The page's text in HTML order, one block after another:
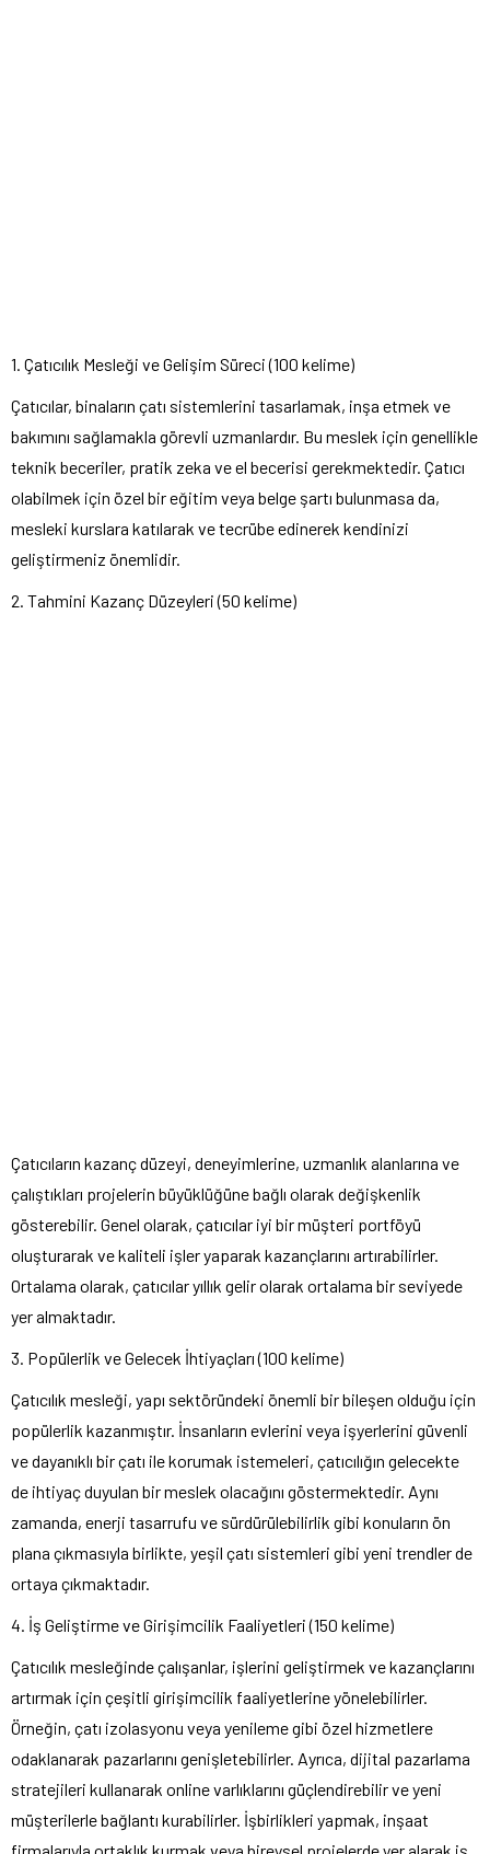
1. Çatıcılık Mesleği ve Gelişim Süreci (100 kelime)
Çatıcılar, binaların çatı sistemlerini tasarlamak, inşa etmek ve
bakımını sağlamakla görevli uzmanlardır. Bu meslek için genellikle
teknik beceriler, pratik zeka ve el becerisi gerekmektedir. Çatıcı
olabilmek için özel bir eğitim veya belge şartı bulunmasa da,
mesleki kurslara katılarak ve tecrübe edinerek kendinizi
geliştirmeniz önemlidir.
2. Tahmini Kazanç Düzeyleri (50 kelime)
Çatıcıların kazanç düzeyi, deneyimlerine, uzmanlık alanlarına ve
çalıştıkları projelerin büyüklüğüne bağlı olarak değişkenlik
gösterebilir. Genel olarak, çatıcılar iyi bir müşteri portföyü
oluşturarak ve kaliteli işler yaparak kazançlarını artırabilirler.
Ortalama olarak, çatıcılar yıllık gelir olarak ortalama bir seviyede
yer almaktadır.
3. Popülerlik ve Gelecek İhtiyaçları (100 kelime)
Çatıcılık mesleği, yapı sektöründeki önemli bir bileşen olduğu için
popülerlik kazanmıştır. İnsanların evlerini veya işyerlerini güvenli
ve dayanıklı bir çatı ile korumak istemeleri, çatıcılığın gelecekte
de ihtiyaç duyulan bir meslek olacağını göstermektedir. Aynı
zamanda, enerji tasarrufu ve sürdürülebilirlik gibi konuların ön
plana çıkmasıyla birlikte, yeşil çatı sistemleri gibi yeni trendler de
ortaya çıkmaktadır.
4. İş Geliştirme ve Girişimcilik Faaliyetleri (150 kelime)
Çatıcılık mesleğinde çalışanlar, işlerini geliştirmek ve kazançlarını
artırmak için çeşitli girişimcilik faaliyetlerine yönelebilirler.
Örneğin, çatı izolasyonu veya yenileme gibi özel hizmetlere
odaklanarak pazarlarını genişletebilirler. Ayrıca, dijital pazarlama
stratejileri kullanarak online varlıklarını güçlendirebilir ve yeni
müşterilerle bağlantı kurabilirler. İşbirlikleri yapmak, inşaat